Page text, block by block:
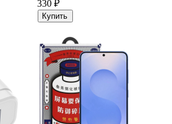
330 ₽
Купить